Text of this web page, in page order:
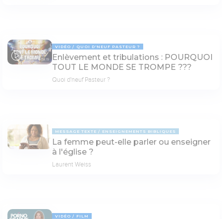
78:19
VIDÉO QUOI D'NEUF PASTEUR ?
Enlèvement et tribulations : POURQUOI
TOUT LE MONDE SE TROMPE ???
Quoi d'neuf Pasteur ?
MESSAGE TEXTE ENSEIGNEMENTS BIBLIQUES
La femme peut-elle parler ou enseigner
à l'église ?
Laurent Weiss
VIDÉO FILM